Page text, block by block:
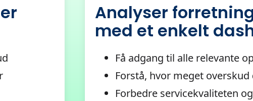
Analyser
med et enkelt
Få adgang til alle relevante
Forstå, hvor meget
Forbedre servicekvaliteten